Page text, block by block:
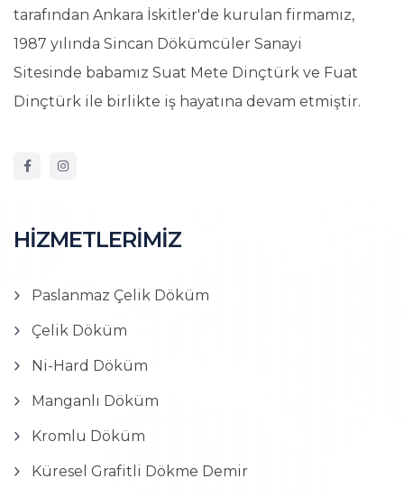
tarafından Ankara İskitler'de kurulan firmamız,
1987 yılında Sincan Dökümcüler Sanayi
Sitesinde babamız Suat Mete Dinçtürk ve Fuat
Dinçtürk ile birlikte iş hayatına devam etmiştir.
HİZMETLERİMİZ
Paslanmaz Çelik Döküm
Çelik Döküm
Ni-Hard Döküm
Manganlı Döküm
Kromlu Döküm
Küresel Grafitli Dökme Demir